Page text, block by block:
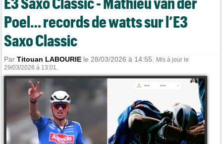
Poel… records de watts sur l’E3
Saxo Classic
ParTitouan LABOURIE le 28/03/2026 à 14:55.
Mis à jour le
29/03/2026 à 13:01.